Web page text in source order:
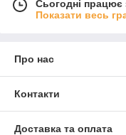
Сьогодні працює
Показати весь
Про нас
Контакти
Доставка та оплата